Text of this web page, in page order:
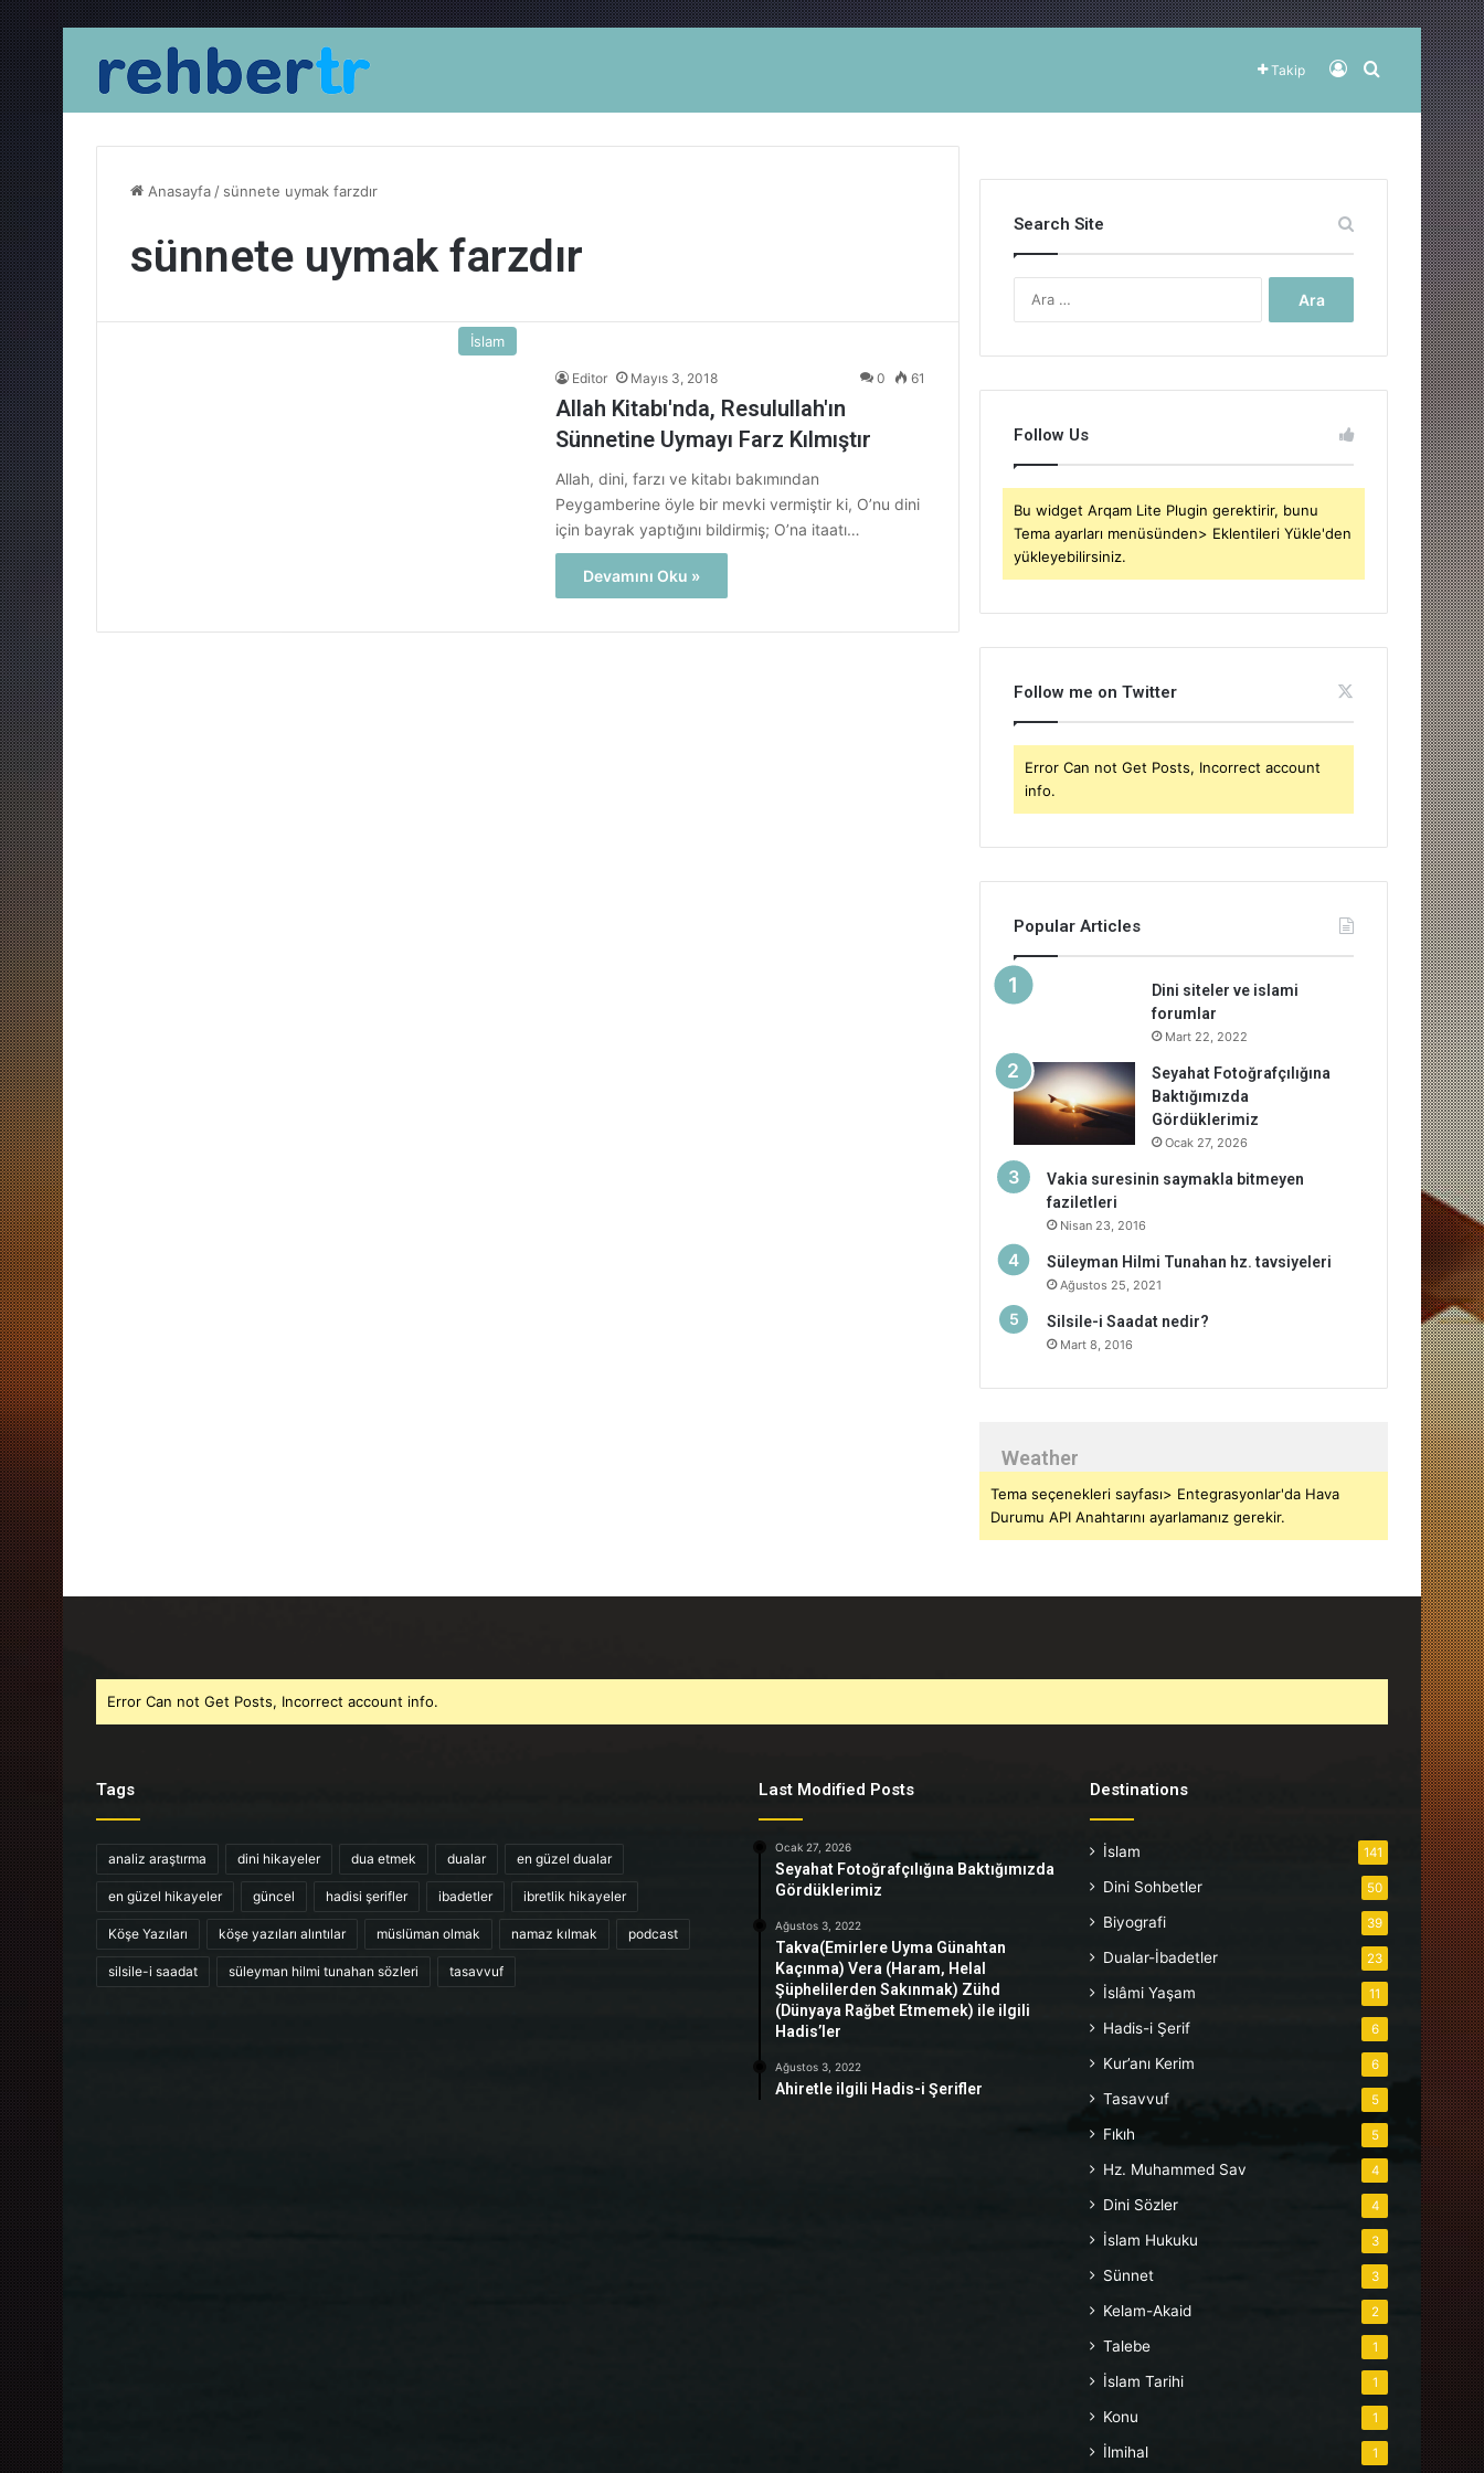
Takip Kayıt OlArama yap
Anasayfa / sünnete uymak farzdır
sünnete uymak farzdır
İslam
Editor Mayıs 3, 2018 0 61
Allah Kitabı'nda, Resulullah'ın
Sünnetine Uymayı Farz Kılmıştır
Allah, dini, farzı ve kitabı bakımından
Peygamberine öyle bir mevki vermiştir ki, O’nu dini
için bayrak yaptığını bildirmiş; O’na itaatı…
Devamını Oku »
Search Site
Follow Us
Bu widget Arqam Lite Plugin gerektirir, bunu
Tema ayarları menüsünden> Eklentileri Yükle'den
yükleyebilirsiniz.
Follow me on Twitter
Error Can not Get Posts, Incorrect account
info.
Popular Articles
Dini siteler ve islami
forumlar
Mart 22, 2022
Seyahat Fotoğrafçılığına
Baktığımızda
Gördüklerimiz
Ocak 27, 2026
Vakia suresinin saymakla bitmeyen
faziletleri
Nisan 23, 2016
Süleyman Hilmi Tunahan hz. tavsiyeleri
Ağustos 25, 2021
Silsile-i Saadat nedir?
Mart 8, 2016
Weather
Tema seçenekleri sayfası> Entegrasyonlar'da Hava
Durumu API Anahtarını ayarlamanız gerekir.
Error Can not Get Posts, Incorrect account info.
Tags
analiz araştırma dini hikayeler dua etmek dualar en güzel dualar
en güzel hikayeler güncel hadisi şerifler ibadetler ibretlik hikayeler
Köşe Yazıları köşe yazıları alıntılar müslüman olmak namaz kılmak podcast
silsile-i saadat süleyman hilmi tunahan sözleri tasavvuf
Last Modified Posts
Ocak 27, 2026
Seyahat Fotoğrafçılığına Baktığımızda
Gördüklerimiz
Ağustos 3, 2022
Takva(Emirlere Uyma Günahtan
Kaçınma) Vera (Haram, Helal
Şüphelilerden Sakınmak) Zühd
(Dünyaya Rağbet Etmemek) ile ilgili
Hadis’ler
Ağustos 3, 2022
Ahiretle ilgili Hadis-i Şerifler
Destinations
İslam 141
Dini Sohbetler 50
Biyografi 39
Dualar-İbadetler 23
İslâmi Yaşam 11
Hadis-i Şerif 6
Kur’anı Kerim 6
Tasavvuf 5
Fıkıh 5
Hz. Muhammed Sav 4
Dini Sözler 4
İslam Hukuku 3
Sünnet 3
Kelam-Akaid 2
Talebe 1
İslam Tarihi 1
Konu 1
İlmihal 1